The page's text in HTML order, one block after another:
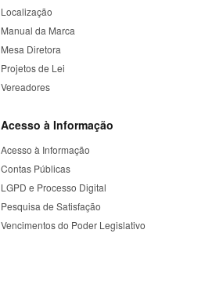
Localização
Manual da Marca
Mesa Diretora
Projetos de Lei
Vereadores
Acesso à Informação
Acesso à Informação
Contas Públicas
LGPD e Processo Digital
Pesquisa de Satisfação
Vencimentos do Poder Legislativo